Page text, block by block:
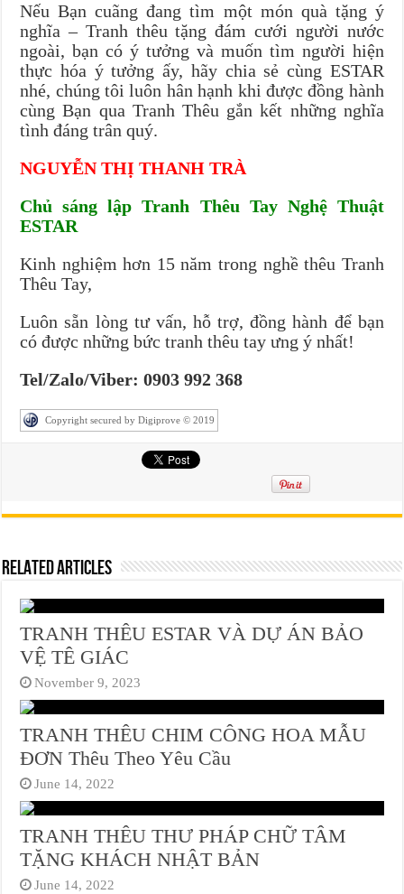
Nếu Bạn cuãng đang tìm một món quà tặng ý
nghĩa – Tranh thêu tặng đám cưới người nước
ngoài, bạn có ý tưởng và muốn tìm người hiện
thực hóa ý tưởng ấy, hãy chia sẻ cùng ESTAR
nhé, chúng tôi luôn hân hạnh khi được đồng hành
cùng Bạn qua Tranh Thêu gắn kết những nghĩa
tình đáng trân quý.
NGUYỄN THỊ THANH TRÀ
Chủ sáng lập Tranh Thêu Tay Nghệ Thuật
ESTAR
Kinh nghiệm hơn 15 năm trong nghề thêu Tranh
Thêu Tay,
Luôn sẵn lòng tư vấn, hỗ trợ, đồng hành để bạn
có được những bức tranh thêu tay ưng ý nhất!
Tel/Zalo/Viber: 0903 992 368
Copyright secured by Digiprove © 2019
Related Articles
TRANH THÊU ESTAR VÀ DỰ ÁN BẢO
VỆ TÊ GIÁC
November 9, 2023
TRANH THÊU CHIM CÔNG HOA MẪU
ĐƠN Thêu Theo Yêu Cầu
June 14, 2022
TRANH THÊU THƯ PHÁP CHỮ TÂM
TẶNG KHÁCH NHẬT BẢN
June 14, 2022